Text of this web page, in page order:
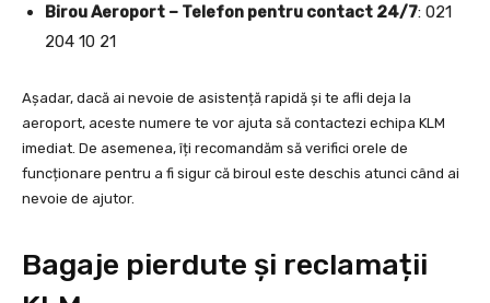
Birou Aeroport – Telefon pentru contact 24/7: 021
204 10 21
Așadar, dacă ai nevoie de asistență rapidă și te afli deja la
aeroport, aceste numere te vor ajuta să contactezi echipa KLM
imediat. De asemenea, îți recomandăm să verifici orele de
funcționare pentru a fi sigur că biroul este deschis atunci când ai
nevoie de ajutor.
Bagaje pierdute și reclamații